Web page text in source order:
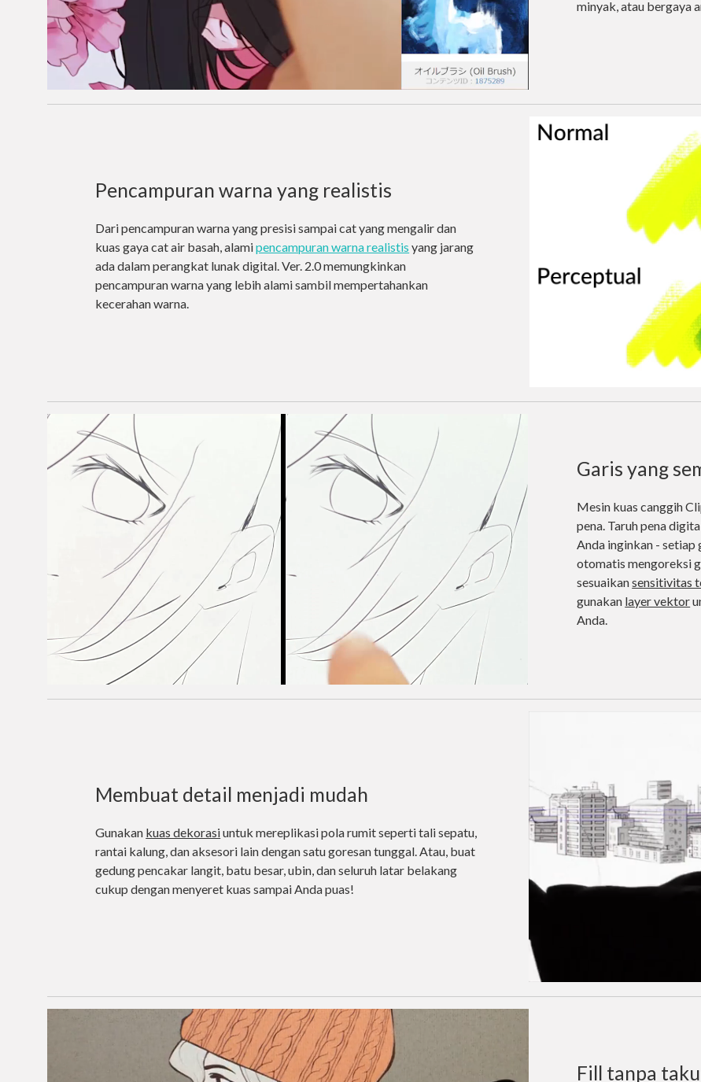
minyak, atau bergaya
Pencampuran warna yang realistis
Dari pencampuran warna yang presisi sampai cat yang mengalir dan
kuas gaya cat air basah, alamipencampuran warna realistis yang jarang
ada dalam perangkat lunak digital. Ver. 2.0 memungkinkan
pencampuran warna yang lebih alami sambil mempertahankan
kecerahan warna.
Garis yang
Mesin kuas canggih
pena. Taruh pena
Anda inginkan -
otomatis mengoreksi
sesuaikansensitivitas
gunakan layer vektor
Anda.
Membuat detail menjadi mudah
Gunakan kuas dekorasiuntuk mereplikasi pola rumit seperti tali sepatu,
rantai kalung, dan aksesori lain dengan satu goresan tunggal. Atau, buat
gedung pencakar langit, batu besar, ubin, dan seluruh latar belakang
cukup dengan menyeret kuas sampai Anda puas!
Fill tanpa